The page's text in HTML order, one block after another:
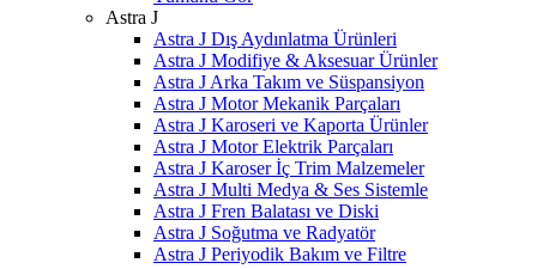
Astra J
Astra J Dış Aydınlatma Ürünleri
Astra J Modifiye & Aksesuar Ürünler
Astra J Arka Takım ve Süspansiyon
Astra J Motor Mekanik Parçaları
Astra J Karoseri ve Kaporta Ürünler
Astra J Motor Elektrik Parçaları
Astra J Karoser İç Trim Malzemeler
Astra J Multi Medya & Ses Sistemle
Astra J Fren Balatası ve Diski
Astra J Soğutma ve Radyatör
Astra J Periyodik Bakım ve Filtre